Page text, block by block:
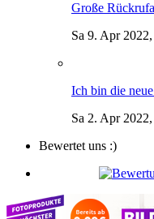
Große
Sa 9. Apr
Ich bin die
Sa 2. Apr
Bewertet uns :)